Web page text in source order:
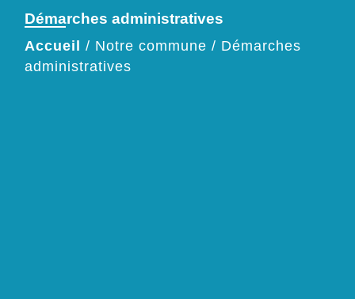
Démarches administratives
Accueil / Notre commune / Démarches
administratives